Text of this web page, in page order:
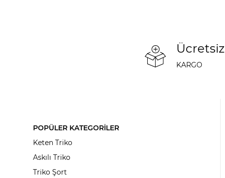
Ücretsiz
KARGO
POPÜLER KATEGORİLER
Keten Triko
Askılı Triko
Triko Şort